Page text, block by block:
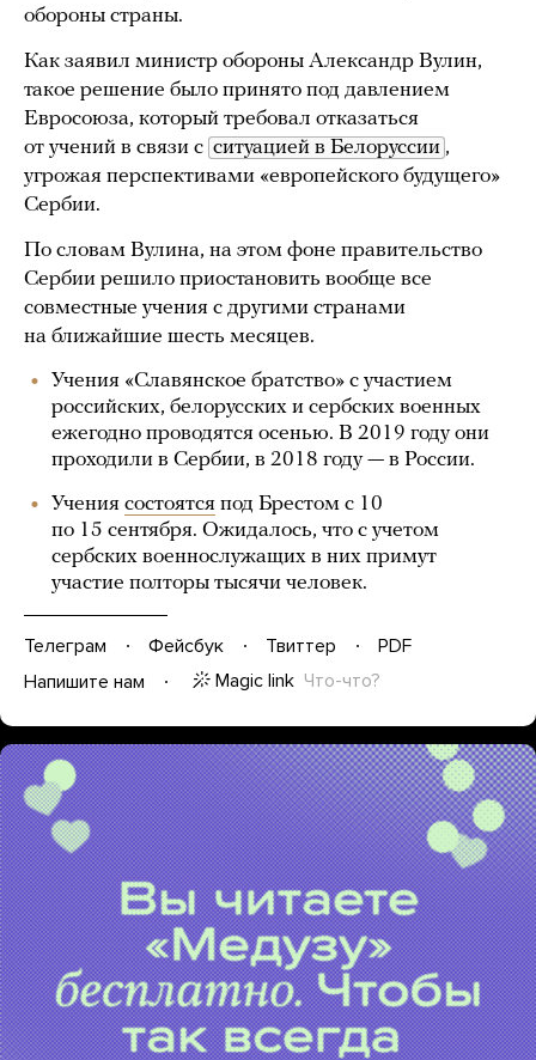
обороны страны.
Как заявил министр обороны Александр Вулин,
такое решение было принято под давлением
Евросоюза, который требовал отказаться
от учений в связи с ситуацией в Белоруссии ,
угрожая перспективами «европейского будущего»
Сербии.
По словам Вулина, на этом фоне правительство
Сербии решило приостановить вообще все
совместные учения с другими странами
на ближайшие шесть месяцев.
Учения «Славянское братство» с участием
российских, белорусских и сербских военных
ежегодно проводятся осенью. В 2019 году они
проходили в Сербии, в 2018 году — в России.
Учения состоятся под Брестом с 10
по 15 сентября. Ожидалось, что с учетом
сербских военнослужащих в них примут
участие полторы тысячи человек.
Телеграм Фейсбук Твиттер
PDF
Напишите нам
Magic link Что-что?